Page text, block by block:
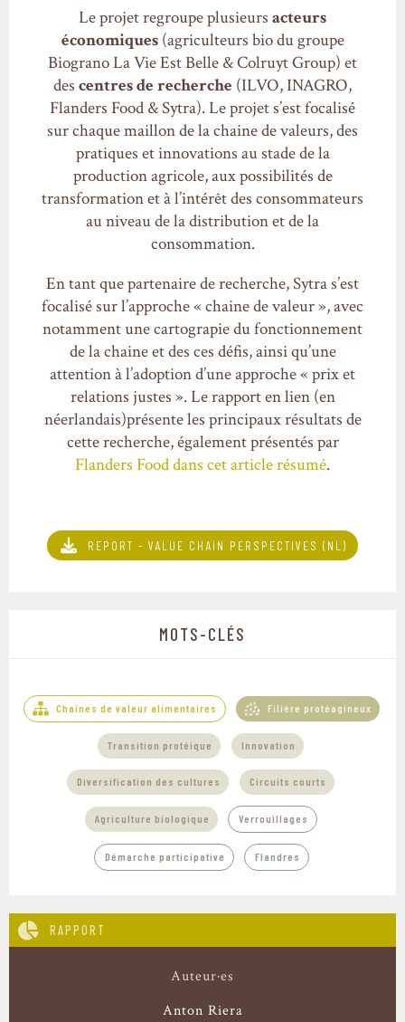
Le projet regroupe plusieurs acteurs
économiques(agriculteurs bio du groupe
Biograno La Vie Est Belle & Colruyt Group) et
des centres de recherche (ILVO, INAGRO,
Flanders Food & Sytra). Le projet s’est focalisé
sur chaque maillon de la chaine de valeurs, des
pratiques et innovations au stade de la
production agricole, aux possibilités de
transformation et à l’intérêt des consommateurs
au niveau de la distribution et de la
consommation.
En tant que partenaire de recherche, Sytra s’est
focalisé sur l’approche « chaine de valeur », avec
notamment une cartograpie du fonctionnement
de la chaine et des ces défis, ainsi qu’une
attention à l’adoption d’une approche « prix et
relations justes ». Le rapport en lien (en
néerlandais)présente les principaux résultats de
cette recherche, également présentés par
Flanders Food dans cet article résumé.
REPORT - VALUE CHAIN PERSPECTIVES (NL)
MOTS-CLÉS
Chaînes de valeur alimentaires Filière protéagineux
Transition protéique Innovation
Diversification des cultures Circuits courts
Agriculture biologique Verrouillages
Démarche participative Flandres
RAPPORT
Auteur·es
Anton Riera